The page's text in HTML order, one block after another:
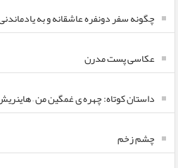
چگونه سفر دونفره عاشقانه و به
عکاسی پست مدرن
داستان کوتاه: چهره ی غمگین من –
چشم زخم